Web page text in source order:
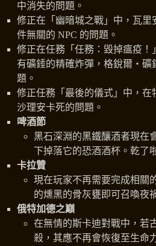
中消失的問題。
修正在「幽暗城之戰」中，瓦
件無關的 NPC 的問題。
修正在任務「任務：毀掉瘟疫
有礦錘的精確炸彈，格銳爾‧礦
題。
修正任務「最後的儀式」中，
沙理安卡死的問題。
啤酒節
黑石深淵的黑鐵釀酒者現在
下掉落它的恐酒酒杯。乾了
卡拉贊
現在玩家不再需要完成相關
的燻黑的骨灰甕即可召喚夜
俄特加德之巔
在無情的斯卡迪對戰中，若
殺，其應不再會恢復至生命